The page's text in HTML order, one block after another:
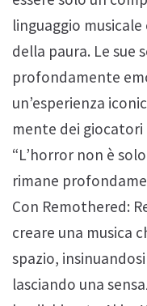
linguaggio
della paura. Le
profondamente
un’esperienza
mente dei
“L’horror non è
rimane
Con Remothered:
creare una musica
spazio,
lasciando una